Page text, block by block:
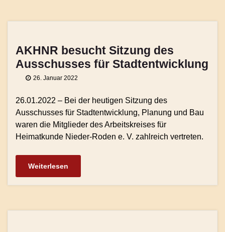
AKHNR besucht Sitzung des
Ausschusses für Stadtentwicklung
26. Januar 2022
26.01.2022 – Bei der heutigen Sitzung des
Ausschusses für Stadtentwicklung, Planung und Bau
waren die Mitglieder des Arbeitskreises für
Heimatkunde Nieder-Roden e. V. zahlreich vertreten.
Weiterlesen